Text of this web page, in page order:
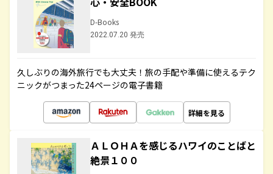
D-Books
2022.07.20 発売
久しぶりの海外旅行でも大丈夫！旅の手配や準備に使えるテク
ニックがつまった24ページの電子書籍
詳細を見る
ＡＬＯＨＡを感じるハワイのことばと
絶景１００